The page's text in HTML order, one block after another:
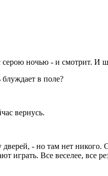
серою ночью - и смотрит. И
в поле?
вернусь.
- но там нет
играть. Все веселее, все